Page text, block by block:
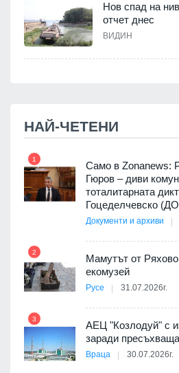
Нов спад на
отчет днес
ВИДИН
НАЙ-ЧЕТЕНИ
1
Само в Zonanews:
Гюров – диви
тоталитарната
Гоцеделчевско
Документи и архиви
2
Мамутът от
екомузей
Русе 31.07.2026г.
3
АЕЦ "Козлодуй" с
заради
Враца 30.07.2026г.